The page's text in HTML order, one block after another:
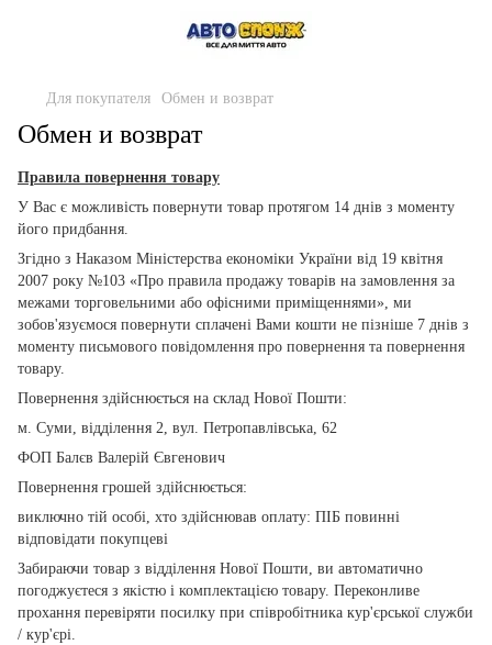
Для покупателя Обмен и возврат
Обмен и возврат
Правила повернення товару
У Вас є можливість повернути товар протягом 14 днів з моменту
його придбання.
Згідно з Наказом Міністерства економіки України від 19 квітня
2007 року №103 «Про правила продажу товарів на замовлення за
межами торговельними або офісними приміщеннями», ми
зобов'язуємося повернути сплачені Вами кошти не пізніше 7 днів з
моменту письмового повідомлення про повернення та повернення
товару.
Повернення здійснюється на склад Нової Пошти:
м. Суми, відділення 2, вул. Петропавлівська, 62
ФОП Балєв Валерій Євгенович
Повернення грошей здійснюється:
виключно тій особі, хто здійснював оплату: ПІБ повинні
відповідати покупцеві
Забираючи товар з відділення Нової Пошти, ви автоматично
погоджуєтеся з якістю і комплектацією товару. Переконливе
прохання перевіряти посилку при співробітника кур'єрської служби
/ кур'єрі.